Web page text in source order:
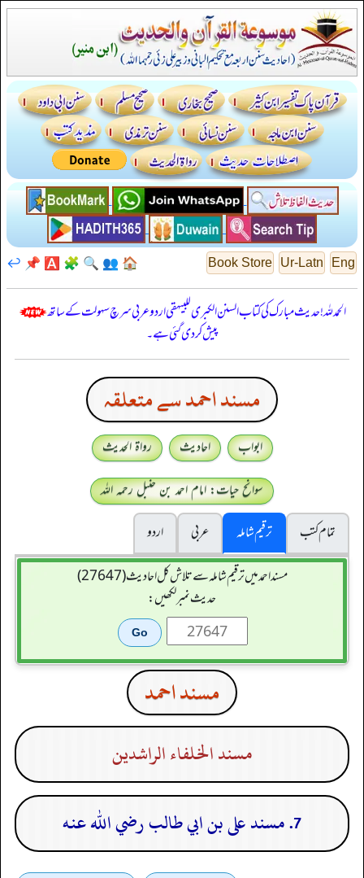
Eng
Ur-Latn
Book Store
🏠
👥
🔍
🧩
🅰️
📌
↩️
الحمدللہ! حدیث مبارک کی کتاب السنن الكبرى للبيهقي اردو عربی سرچ سہولت کے ساتھ
پیش کر دی گئی ہے۔
مسند احمد سے متعلقہ
ابواب احادیث
رواۃ الحدیث
سوانح حیات: امام احمد بن حنبل رحمہ اللہ
تمام کتب
ترقیم شاملہ عربی
اردو
مسند احمد میں ترقیم شاملہ سے تلاش کل احادیث (27647)
حدیث نمبر لکھیں:
مسند احمد
مسند الخلفاء الراشدين
7. مسند على بن ابي طالب رضي الله عنه